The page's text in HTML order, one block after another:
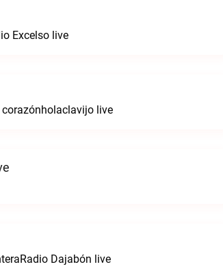
Excelso live
live
Dajabón live